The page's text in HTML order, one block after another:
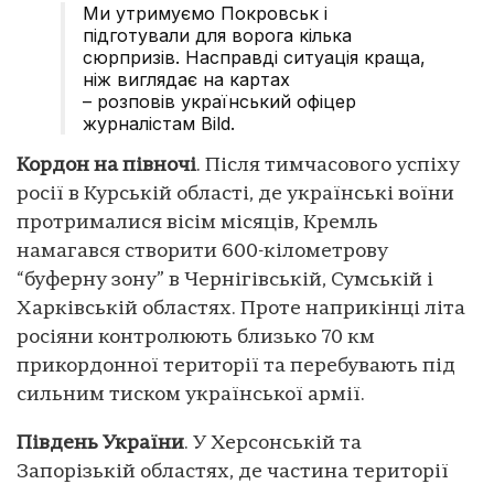
Ми утримуємо Покровськ і
підготували для ворога кілька
сюрпризів. Насправді ситуація краща,
ніж виглядає на картах
– розповів український офіцер
журналістам Bild.
Кордон на півночі. Після тимчасового успіху
росії в Курській області, де українські воїни
протрималися вісім місяців, Кремль
намагався створити 600-кілометрову
“буферну зону” в Чернігівській, Сумській і
Харківській областях. Проте наприкінці літа
росіяни контролюють близько 70 км
прикордонної території та перебувають під
сильним тиском української армії.
Південь України. У Херсонській та
Запорізькій областях, де частина території